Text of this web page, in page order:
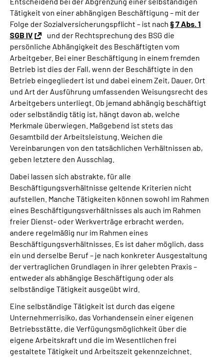
Language
Inhalte in Gebärdensprache (DGS)
Leichte Sprache
Mein Kundenportal
Tätigkeit von einer abhängigen Beschäftigung – mit der
Folge der Sozialversicherungspflicht – ist nach § 7 Abs. 1
SGB IV
und der Rechtsprechung des BSG die
persönliche Abhängigkeit des Beschäftigten vom
Arbeitgeber. Bei einer Beschäftigung in einem fremden
Betrieb ist dies der Fall, wenn der Beschäftigte in den
Betrieb eingegliedert ist und dabei einem Zeit, Dauer, Ort
und Art der Ausführung umfassenden Weisungsrecht des
Arbeitgebers unterliegt. Ob jemand abhängig beschäftigt
oder selbständig tätig ist, hängt davon ab, welche
Merkmale überwiegen. Maßgebend ist stets das
Gesamtbild der Arbeitsleistung. Weichen die
Vereinbarungen von den tatsächlichen Verhältnissen ab,
geben letztere den Ausschlag.
Dabei lassen sich abstrakte, für alle
Beschäftigungsverhältnisse geltende Kriterien nicht
aufstellen. Manche Tätigkeiten können sowohl im Rahmen
eines Beschäftigungsverhältnisses als auch im Rahmen
freier Dienst- oder Werkverträge erbracht werden,
andere regelmäßig nur im Rahmen eines
Beschäftigungsverhältnisses. Es ist daher möglich, dass
ein und derselbe Beruf – je nach konkreter Ausgestaltung
der vertraglichen Grundlagen in ihrer gelebten Praxis –
entweder als abhängige Beschäftigung oder als
selbständige Tätigkeit ausgeübt wird.
Eine selbständige Tätigkeit ist durch das eigene
Unternehmerrisiko, das Vorhandensein einer eigenen
Betriebsstätte, die Verfügungsmöglichkeit über die
eigene Arbeitskraft und die im Wesentlichen frei
gestaltete Tätigkeit und Arbeitszeit gekennzeichnet.